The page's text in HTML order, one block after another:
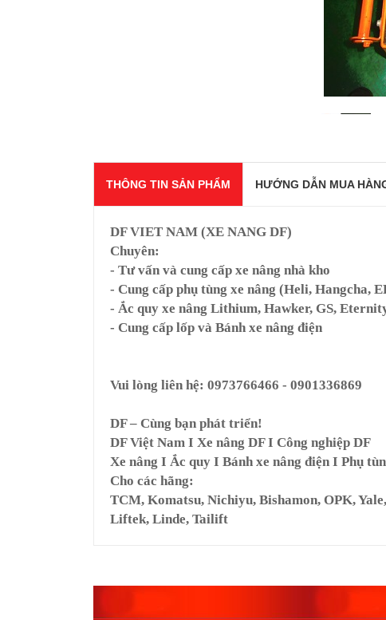
THÔNG TIN SẢN PHẨM HƯỚNG DẪN MUA
DF VIET NAM (XE NANG DF)
Chuyên:
- Tư vấn và cung cấp xe nâng nhà kho
- Cung cấp phụ tùng xe nâng (Heli, Hangcha,
- Ắc quy xe nâng Lithium, Hawker, GS,
- Cung cấp lốp và Bánh xe nâng điện
Vui lòng liên hệ: 0973766466 - 0901336869
DF – Cùng bạn phát triển!
DF Việt Nam I Xe nâng DF I Công nghiệp DF
Xe nâng I Ắc quy I Bánh xe nâng điện I Phụ
Cho các hãng:
TCM, Komatsu, Nichiyu, Bishamon, OPK,
Liftek, Linde, Tailift